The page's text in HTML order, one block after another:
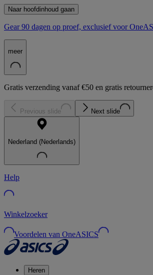
Naar hoofdinhoud gaan
Gear 90 dagen op proef, exclusief voor
meer
Gratis verzending vanaf €50 en gratis
Previous slide Next slide
Nederland (Nederlands)
Help
Winkelzoeker
Voordelen van OneASICS
Heren